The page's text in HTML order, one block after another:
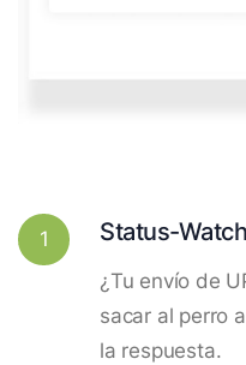
1 Status-Watch
¿Tu envío de
sacar al perro
la respuesta.